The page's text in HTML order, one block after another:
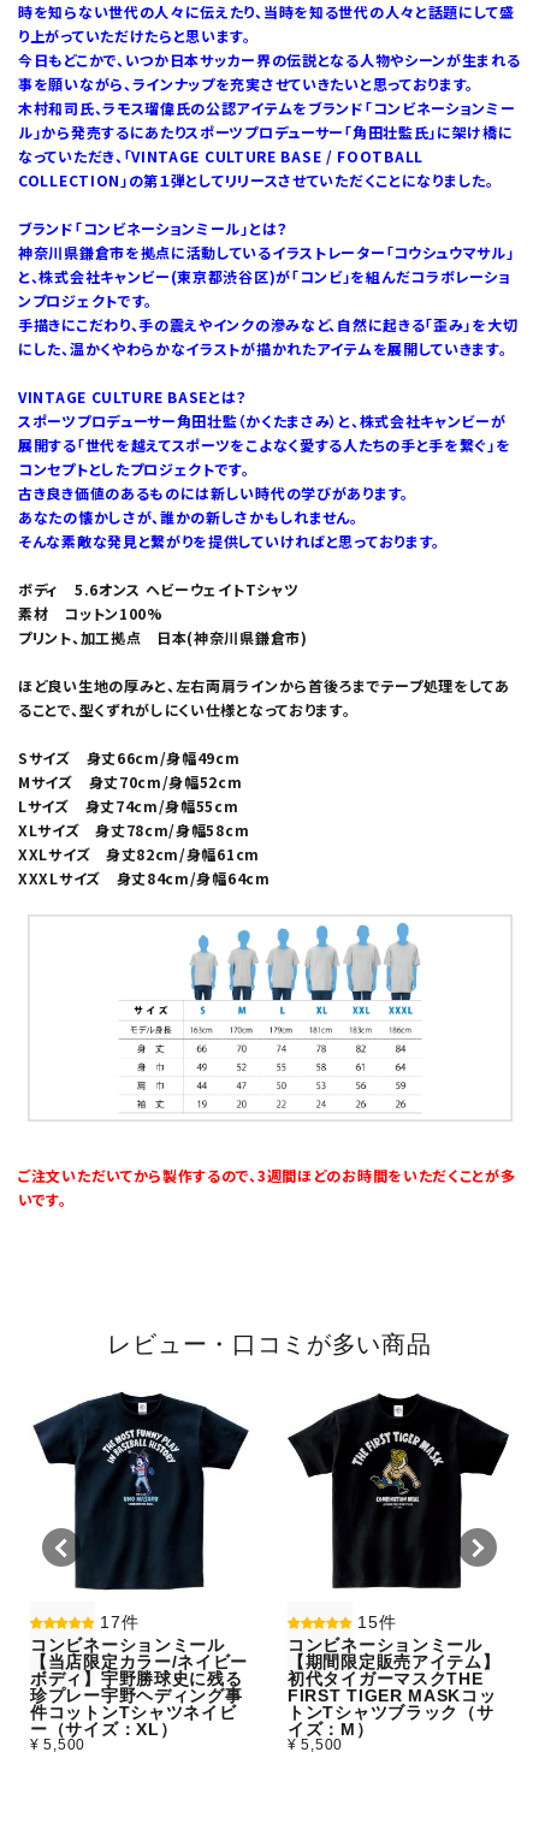
時を知らない世代の人々に伝えたり、当時を知る世代の人々と話題にして盛
り上がっていただけたらと思います。
今日もどこかで、いつか日本サッカー界の伝説となる人物やシーンが生まれる
事を願いながら、ラインナップを充実させていきたいと思っております。
木村和司氏、ラモス瑠偉氏の公認アイテムをブランド「コンビネーションミー
ル」から発売するにあたりスポーツプロデューサー「角田壮監氏」に架け橋に
なっていただき、「VINTAGE CULTURE BASE / FOOTBALL
COLLECTION」の第１弾としてリリースさせていただくことになりました。
ブランド「コンビネーションミール」とは？
神奈川県鎌倉市を拠点に活動しているイラストレーター「コウシュウマサル」
と、株式会社キャンビー(東京都渋谷区)が「コンビ」を組んだコラボレーショ
ンプロジェクトです。
手描きにこだわり、手の震えやインクの滲みなど、自然に起きる「歪み」を大切
にした、温かくやわらかなイラストが描かれたアイテムを展開していきます。
VINTAGE CULTURE BASEとは？
スポーツプロデューサー角田壮監（かくたまさみ）と、株式会社キャンビーが
展開する「世代を越えてスポーツをこよなく愛する人たちの手と手を繋ぐ」を
コンセプトとしたプロジェクトです。
古き良き価値のあるものには新しい時代の学びがあります。
あなたの懐かしさが、誰かの新しさかもしれません。
そんな素敵な発見と繋がりを提供していければと思っております。
ボディ 5.6オンス ヘビーウェイトTシャツ
素材 コットン100%
プリント、加工拠点 日本(神奈川県鎌倉市)
ほど良い生地の厚みと、左右両肩ラインから首後ろまでテープ処理をしてあ
ることで、型くずれがしにくい仕様となっております。
Sサイズ 身丈66cm/身幅49cm
Mサイズ 身丈70cm/身幅52cm
Lサイズ 身丈74cm/身幅55cm
XLサイズ 身丈78cm/身幅58cm
XXLサイズ 身丈82cm/身幅61cm
XXXLサイズ 身丈84cm/身幅64cm
ご注文いただいてから製作するので、3週間ほどのお時間をいただくことが多
いです。
レビュー・口コミが多い商品
17件
コンビネーションミール
【当店限定カラー/ネイビー
ボディ】宇野勝球史に残る
珍プレー宇野ヘディング事
件コットンTシャツネイビ
ー（サイズ：XL）
¥ 5,500
15件
コンビネーションミール
【期間限定販売アイテム】
初代タイガーマスクTHE
FIRST TIGER MASKコッ
トンTシャツブラック（サ
イズ：M）
¥ 5,500